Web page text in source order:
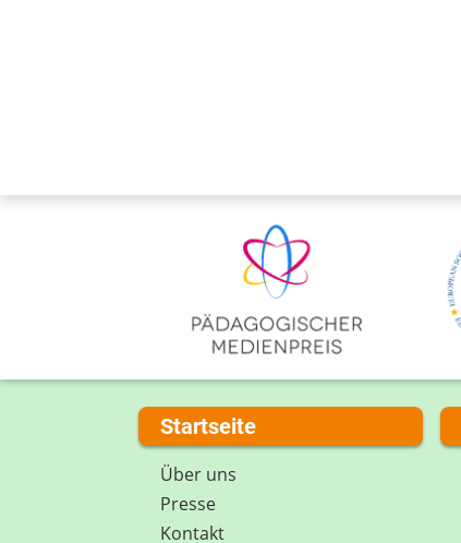
Startseite
Über uns
Presse
Kontakt